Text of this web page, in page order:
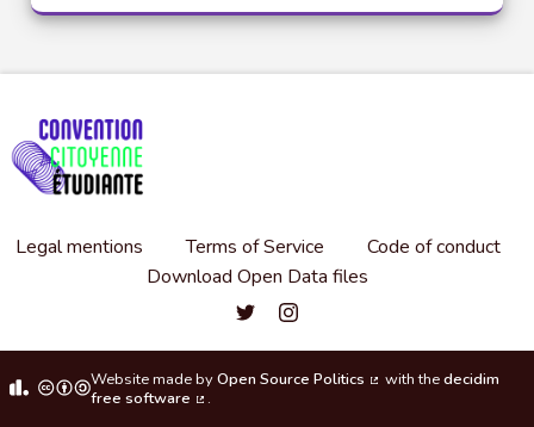
Legal mentions Terms of Service
Code of conduct
Download Open Data files
Convention citoyenne étudiante
Convention citoyenne
Website made byOpen Source Politics with thedecidim
free software
.